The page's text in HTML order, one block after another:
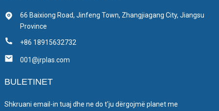
66 Baixiong Road, Jinfeng Town, Zhangjiagang City, Jiangsu
Province
+86 18915632732
001@jrplas.com
BULETINET
Shkruani email-in tuaj dhe ne do t'ju dërgojmë planet me